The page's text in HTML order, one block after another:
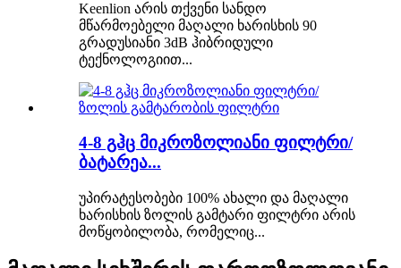
Keenlion არის თქვენი სანდო
მწარმოებელი მაღალი ხარისხის 90
გრადუსიანი 3dB ჰიბრიდული
ტექნოლოგიით...
4-8 გჰც მიკროზოლიანი ფილტრი/
ბატარეა...
უპირატესობები 100% ახალი და მაღალი
ხარისხის ზოლის გამტარი ფილტრი არის
მოწყობილობა, რომელიც...